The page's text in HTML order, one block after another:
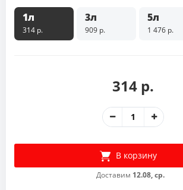
1л
314 р.
3л
909 р.
5л
1 476 р.
314 р.
В корзину
Доставим 12.08, ср.